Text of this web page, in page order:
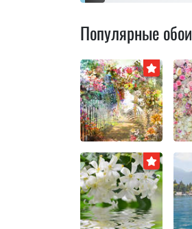
Популярные обои